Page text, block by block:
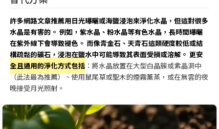
許多網路文章推薦用日光曝曬或海鹽浸泡來淨化水晶，但這對很多
水晶是有害的。 例如，紫水晶、粉水晶等有色水晶，長時間曝曬
在紫外線下會導致褪色。 而像青金石、天青石這類硬度較低或結
構疏鬆的礦石，浸泡在鹽水中可能導致其表面受損或溶解。 更安
全且通用的淨化方式包括 ：將水晶放置在大型白晶簇或紫晶洞中
（此法最為推薦）、使用鼠尾草或聖木的煙霧薰蒸，或在無雲的夜
晚接受月光照射。